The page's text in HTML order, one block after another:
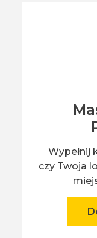
Wypełnij
czy Twoja